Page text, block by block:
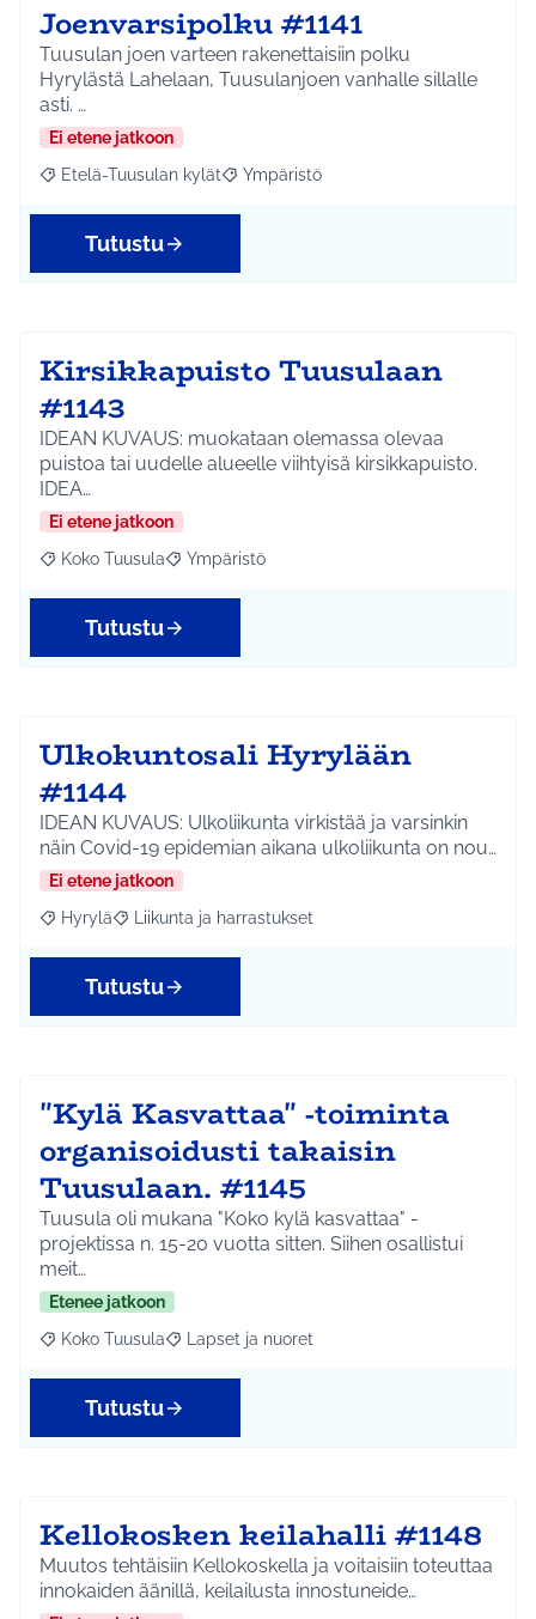
Joenvarsipolku #1141
Tuusulan joen varteen rakenettaisiin polku
Hyrylästä Lahelaan, Tuusulanjoen vanhalle sillalle
asti. …
Ei etene jatkoon
Rajaa tulokset aihepiirin mukaan: Etelä-Tuusulan kylät
Etelä-Tuusulan kylät Rajaa tulokset teeman mukaan:
Ympäristö
Tutustu
Kirsikkapuisto Tuusulaan
#1143
IDEAN KUVAUS: muokataan olemassa olevaa
puistoa tai uudelle alueelle viihtyisä kirsikkapuisto.
IDEA…
Ei etene jatkoon
Rajaa tulokset aihepiirin mukaan: Koko Tuusula
Koko Tuusula Rajaa tulokset teeman mukaan: Ympäristö
Ympäristö
Tutustu
Ulkokuntosali Hyrylään
#1144
IDEAN KUVAUS: Ulkoliikunta virkistää ja varsinkin
näin Covid-19 epidemian aikana ulkoliikunta on nou…
Ei etene jatkoon
Rajaa tulokset aihepiirin mukaan: Hyrylä
Hyrylä Rajaa tulokset teeman mukaan: Liikunta ja
Liikunta ja harrastukset
Tutustu
"Kylä Kasvattaa" -toiminta
organisoidusti takaisin
Tuusulaan. #1145
Tuusula oli mukana "Koko kylä kasvattaa" -
projektissa n. 15-20 vuotta sitten. Siihen osallistui
meit…
Etenee jatkoon
Rajaa tulokset aihepiirin mukaan: Koko Tuusula
Koko Tuusula Rajaa tulokset teeman mukaan: Lapset ja
Lapset ja nuoret
Tutustu
Kellokosken keilahalli #1148
Muutos tehtäisiin Kellokoskella ja voitaisiin toteuttaa
innokaiden äänillä, keilailusta innostuneide…